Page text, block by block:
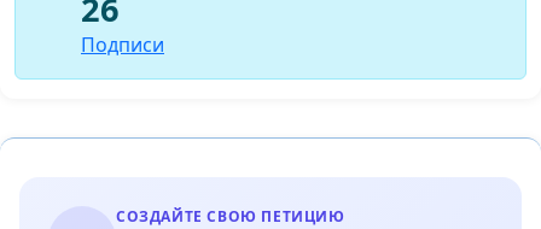
Подписи
СОЗДАЙТЕ СВОЮ ПЕТИЦИЮ